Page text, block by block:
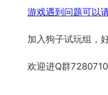
游戏遇到问题可以
加入狗子试玩组，
欢迎进Q群